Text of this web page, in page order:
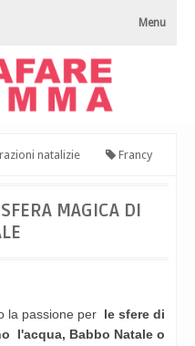
Menu
natalizie Francy
MAGICA DI
la passione per le sfere di
l'acqua, Babbo Natale o